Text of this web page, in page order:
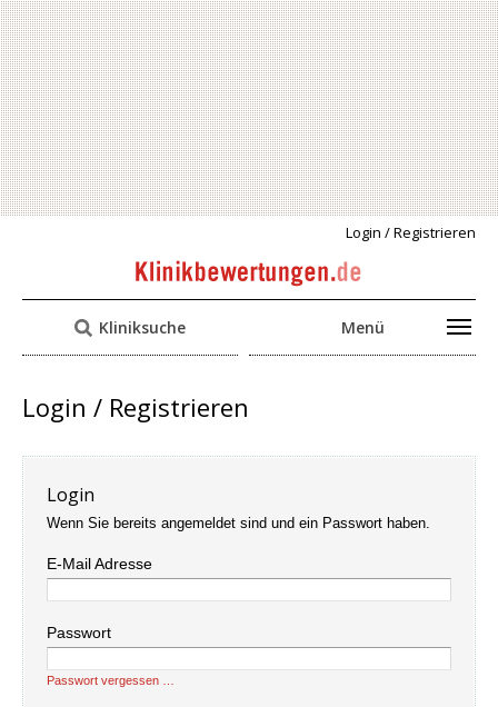
Login / Registrieren
Kliniksuche Menü
Login / Registrieren
Login
Wenn Sie bereits angemeldet sind und ein Passwort haben.
E-Mail Adresse
Passwort
Passwort vergessen …